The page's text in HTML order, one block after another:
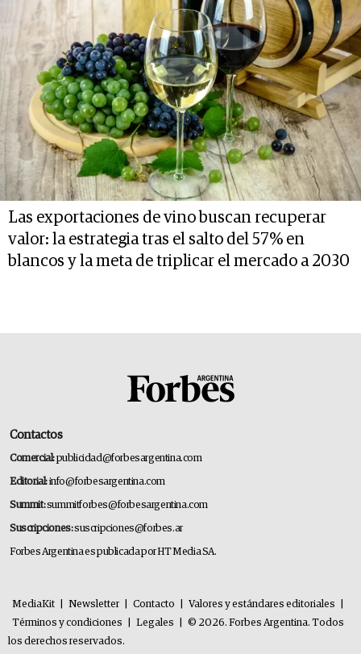
Las exportaciones de vino buscan recuperar
valor: la estrategia tras el salto del 57% en
blancos y la meta de triplicar el mercado a 2030
Contactos
Comercial:publicidad@forbesargentina.com
Editorial:info@forbesargentina.com
Summit:summitforbes@forbesargentina.com
Suscripciones:suscripciones@forbes.ar
Forbes Argentina es publicada por HT Media SA.
MediaKit Newsletter Contacto Valores y estándares editoriales
Términos y condiciones
Legales
© 2026. Forbes Argentina. Todos
los derechos reservados.